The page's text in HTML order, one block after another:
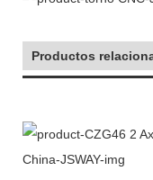
Productos